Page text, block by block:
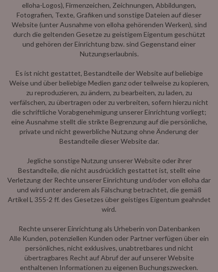
elloha-Logos), Firmenzeichen, Zeichnungen, Abbildungen,
Fotografien, Texte, Grafiken und sonstige Dateien auf dieser
Website (unter Ausnahme von elloha gehörenden Werken), sind
durch die geltenden Gesetze zu geistigem Eigentum geschützt
und gehören der Einrichtung bzw. sind Gegenstand einer
Nutzungserlaubnis.
Es ist nicht gestattet, Bestandteile der Website auf beliebige
Weise und über beliebige Medien ganz oder teilweise zu kopieren,
zu reproduzieren, zu ändern, zu bearbeiten, zu laden, zu
verfälschen, zu übertragen oder zu verbreiten, sofern hierzu nicht
die schriftliche Vorabgenehmigung unserer Einrichtung vorliegt;
eine Ausnahme stellt die strikte Begrenzung auf die persönliche,
private und nicht gewerbliche Nutzung ohne Änderung der
Bestandteile dieser Website dar.
Jegliche sonstige Nutzung unserer Website oder ihrer
Bestandteile, die nicht ausdrücklich gestattet ist, stellt eine
Verletzung der Rechte unserer Einrichtung und/oder von elloha dar
und wird unter anderem als Fälschung betrachtet, die gemäß
Artikel L 355-2 ff. des Gesetzes über geistiges Eigentum geahndet
wird.
Rechte unserer Einrichtung als Urheberin von Datenbanken
Alle Kunden, potenziellen Kunden oder Partner verfügen über ein
persönliches, nicht exklusives, unabtretbares und nicht
übertragbares Recht auf Abruf der auf unserer Website
enthaltenen Informationen zu eigenen Buchungszwecken.